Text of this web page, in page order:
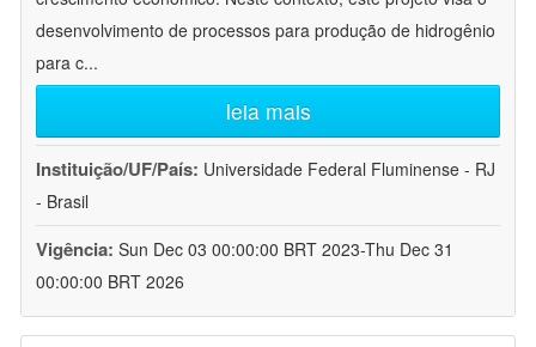
desenvolvimento de processos para produção de hidrogênio
para c...
leia mais
Instituição/UF/País: Universidade Federal Fluminense - RJ
- Brasil
Vigência: Sun Dec 03 00:00:00 BRT 2023-Thu Dec 31
00:00:00 BRT 2026